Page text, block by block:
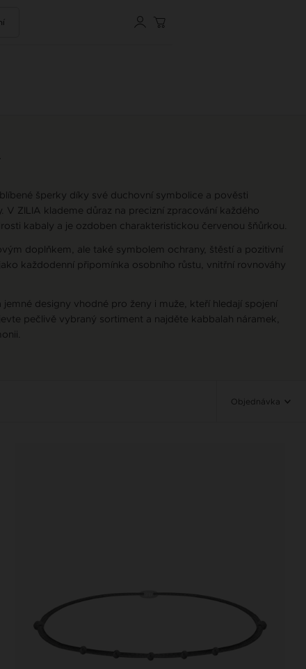
šperky díky své duchovní symbolice a pověsti
V ZILIA klademe důraz na precizní zpracování každého
kabaly a je ozdoben charakteristickou červenou šňůrkou.
doplňkem, ale také symbolem ochrany, štěstí a pozitivní
každodenní připomínka osobního růstu, vnitřní rovnováhy
jemné designy vhodné pro ženy i muže, kteří hledají spojení
pečlivě vybraný sortiment a najděte kabbalah náramek,
Objednávka